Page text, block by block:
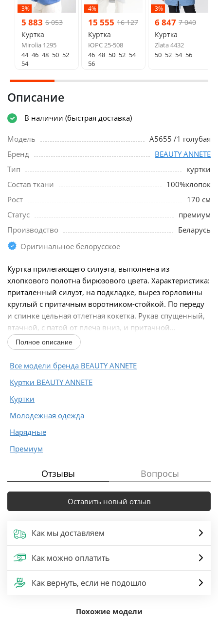
-3%
5 883 6 053
Куртка
Mirolia 1295
44 46 48 50 52
54
-4%
15 555 16 127
Куртка
ЮРС 25-508
46 48 50 52 54
56
-3%
6 847 7 040
Куртка
Zlata 4432
50 52 54 56
Описание
В наличии (быстрая доставка)
Модель
A5655 /1 голубая
Бренд
BEAUTY ANNETE
Тип
куртки
Состав ткани
100%хлопок
Рост
170 см
Статус
премиум
Производство
Беларусь
Оригинальное белорусское
Куртка прилегающего силуэта, выполнена из
хлопкового полотна бирюзового цвета. Характеристика:
приталенный силуэт, на подкладке, вырез горловины
круглый с притачным воротником-стойкой. По переду
и спинке цельная отлетная кокетка. Рукав спущенный,
втачной, с патой от плеча вниз, и притачной...
Полное описание
Все модели бренда BEAUTY ANNETE
Куртки BEAUTY ANNETE
Куртки
Молодежная одежда
Нарядные
Премиум
Отзывы Вопросы
Оставить новый отзыв
Как мы доставляем
Как можно оплатить
Как вернуть, если не подошло
Похожие модели